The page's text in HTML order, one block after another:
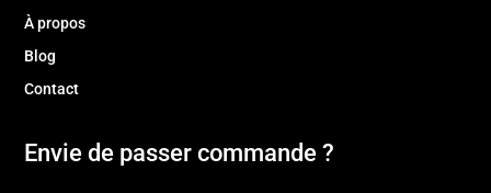
À propos
Blog
Contact
Envie de passer commande ?